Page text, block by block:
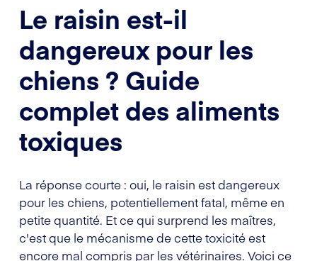
Le raisin est-il
dangereux pour les
chiens ? Guide
complet des aliments
toxiques
La réponse courte : oui, le raisin est dangereux
pour les chiens, potentiellement fatal, même en
petite quantité. Et ce qui surprend les maîtres,
c'est que le mécanisme de cette toxicité est
encore mal compris par les vétérinaires. Voici ce